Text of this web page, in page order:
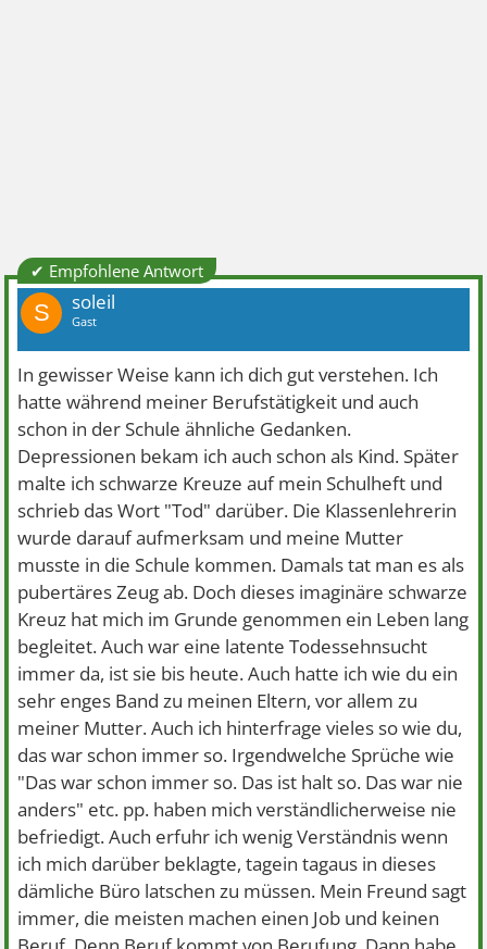
✔ Empfohlene Antwort
S soleil
Gast
In gewisser Weise kann ich dich gut verstehen. Ich
hatte während meiner Berufstätigkeit und auch
schon in der Schule ähnliche Gedanken.
Depressionen bekam ich auch schon als Kind. Später
malte ich schwarze Kreuze auf mein Schulheft und
schrieb das Wort "Tod" darüber. Die Klassenlehrerin
wurde darauf aufmerksam und meine Mutter
musste in die Schule kommen. Damals tat man es als
pubertäres Zeug ab. Doch dieses imaginäre schwarze
Kreuz hat mich im Grunde genommen ein Leben lang
begleitet. Auch war eine latente Todessehnsucht
immer da, ist sie bis heute. Auch hatte ich wie du ein
sehr enges Band zu meinen Eltern, vor allem zu
meiner Mutter. Auch ich hinterfrage vieles so wie du,
das war schon immer so. Irgendwelche Sprüche wie
"Das war schon immer so. Das ist halt so. Das war nie
anders" etc. pp. haben mich verständlicherweise nie
befriedigt. Auch erfuhr ich wenig Verständnis wenn
ich mich darüber beklagte, tagein tagaus in dieses
dämliche Büro latschen zu müssen. Mein Freund sagt
immer, die meisten machen einen Job und keinen